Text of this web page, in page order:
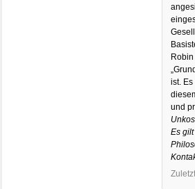
ist.
und
Es